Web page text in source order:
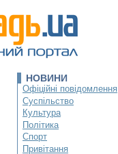
НОВИНИ
Офіційні повідомлення
Суспільство
Культура
Політика
Спорт
Привітання